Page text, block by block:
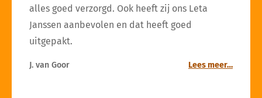
alles goed verzorgd. Ook heeft zij ons Leta
Janssen aanbevolen en dat heeft goed
uitgepakt.
J. van Goor Lees meer…